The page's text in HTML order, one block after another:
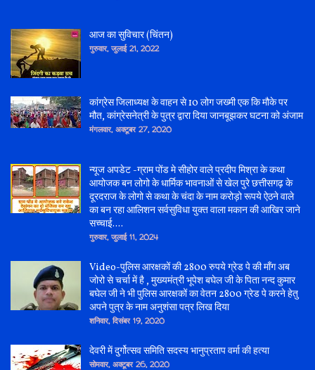
आज का सुविचार (चिंतन)
गुरुवार, जुलाई 21, 2022
कांग्रेस जिलाध्यक्ष के वाहन से 10 लोग जख्मी एक कि मौके पर
मौत, कांग्रेसनेत्री के पुत्र द्वारा दिया जानबूझकर घटना को अंजाम
मंगलवार, अक्टूबर 27, 2020
न्यूज अपडेट -ग्राम पोंड मे सीहोर वाले प्रदीप मिश्रा के कथा
आयोजक बन लोगो के धार्मिक भावनाओं से खेल पुरे छत्तीसगढ़ के
दूरदराज के लोगो से कथा के चंदा के नाम करोड़ो रूपये ऐठने वाले
का बन रहा आलिशन सर्वसुविधा युक्त वाला मकान की आखिर जाने
सच्चाई....
गुरुवार, जुलाई 11, 2024
Video-पुलिस आरक्षकों की 2800 रुपये ग्रेड पे की माँग अब
जोरो से चर्चा में है , मुख्यमंत्री भूपेश बघेल जी के पिता नन्द कुमार
बघेल जी ने भी पुलिस आरक्षकों का वेतन 2800 ग्रेड पे करने हेतु
अपने पुत्र के नाम अनुशंसा पत्र लिख दिया
शनिवार, दिसंबर 19, 2020
देवरी में दुर्गोत्सव समिति सदस्य भानुप्रताप वर्मा की हत्या
सोमवार, अक्टूबर 26, 2020